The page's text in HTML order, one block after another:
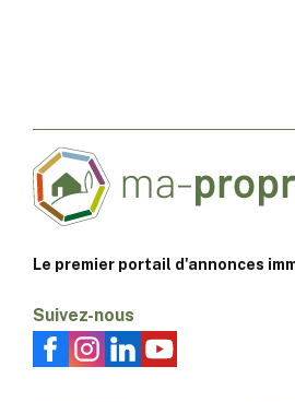
Le premier portail d'annonces
Suivez-nous